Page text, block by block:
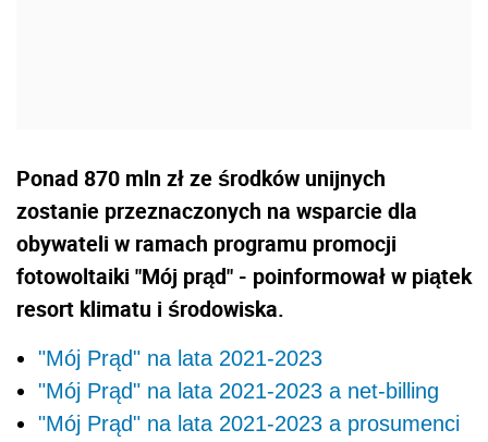
Ponad 870 mln zł ze środków unijnych
zostanie przeznaczonych na wsparcie dla
obywateli w ramach programu promocji
fotowoltaiki "Mój prąd" - poinformował w piątek
resort klimatu i środowiska.
"Mój Prąd" na lata 2021-2023
"Mój Prąd" na lata 2021-2023 a net-billing
"Mój Prąd" na lata 2021-2023 a prosumenci